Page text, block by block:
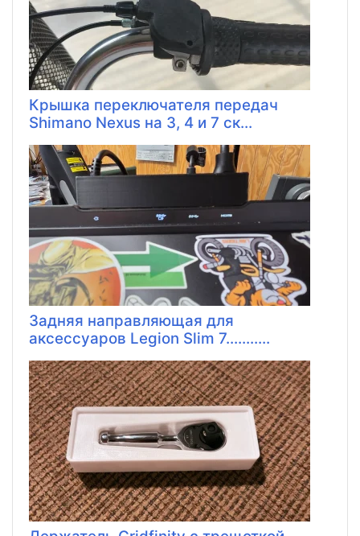
Крышка переключателя передач
Shimano Nexus на 3, 4 и 7 ск...
Задняя направляющая для
аксессуаров Legion Slim 7...........